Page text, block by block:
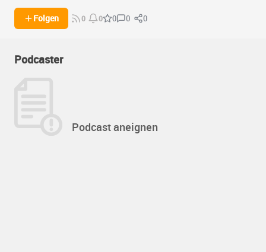
Folgen 0 0 0 0 0
Podcaster
Podcast aneignen